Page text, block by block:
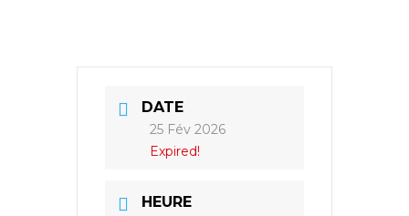
DATE
25 Fév 2026
Expired!
HEURE